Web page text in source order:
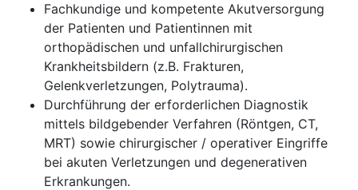
Fachkundige und kompetente Akutversorgung
der Patienten und Patientinnen mit
orthopädischen und unfallchirurgischen
Krankheitsbildern (z.B. Frakturen,
Gelenkverletzungen, Polytrauma).
Durchführung der erforderlichen Diagnostik
mittels bildgebender Verfahren (Röntgen, CT,
MRT) sowie chirurgischer / operativer Eingriffe
bei akuten Verletzungen und degenerativen
Erkrankungen.